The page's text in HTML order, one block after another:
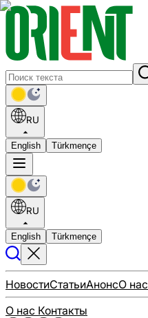
RU
English Türkmençe
RU
English Türkmençe
НовостиСтатьиАнонсО нас
О нас Контакты